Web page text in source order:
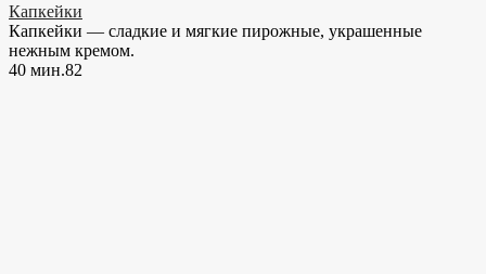
Капкейки
Капкейки — сладкие и мягкие пирожные, украшенные
нежным кремом.
40 мин.82